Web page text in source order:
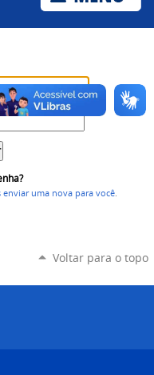
enviar uma nova para você
Voltar para o topo